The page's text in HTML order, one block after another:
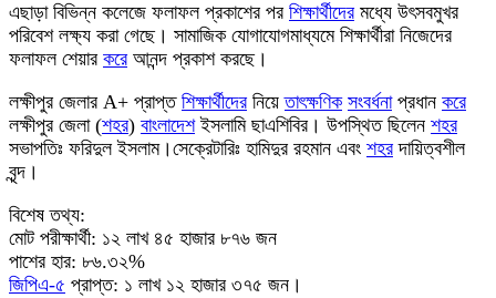
এছাড়া বিভিন্ন কলেজে ফলাফল প্রকাশের পর শিক্ষার্থীদেরমধ্যে উৎসবমুখর
পরিবেশ লক্ষ্য করা গেছে। সামাজিক যোগাযোগমাধ্যমে শিক্ষার্থীরা নিজেদের
ফলাফল শেয়ার করেআনন্দ প্রকাশ করছে।
লক্ষীপুর জেলার A+ প্রাপ্ত শিক্ষার্থীদেরনিয়েতাৎক্ষণিক সংবর্ধনাপ্রধান করে
লক্ষীপুর জেলা (শহর) বাংলাদেশইসলামি ছাএশিবির। উপস্থিত ছিলেন শহর
সভাপতিঃ ফরিদুল ইসলাম।সেক্রেটারিঃ হামিদুর রহমান এবং শহরদায়িত্বশীল
বৃন্দ।
বিশেষ তথ্য:
মোট পরীক্ষার্থী: ১২ লাখ ৪৫ হাজার ৮৭৬ জন
পাশের হার: ৮৬.৩২%
জিপিএ-৫ প্রাপ্ত: ১ লাখ ১২ হাজার ৩৭৫ জন।